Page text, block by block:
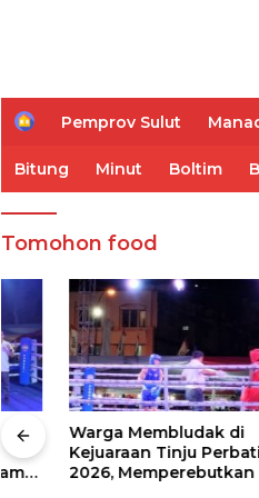
H
e
Pemprov Sulut
Bitung Minut Boltim
Tomohon food
Warga Membludak di
Kejuaraan Tinju Perbati
2026, Memperebutkan Piala